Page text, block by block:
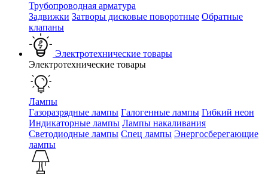
Трубопроводная арматура
Задвижки Затворы дисковые поворотные Обратные
клапаны
Электротехнические товары
Электротехнические товары
Лампы
Газоразрядные лампы Галогенные лампы Гибкий неон
Индикаторные лампы Лампы накаливания
Светодиодные лампы Спец лампы Энергосберегающие
лампы